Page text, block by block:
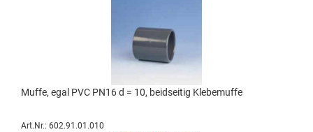
Muffe, egal PVC PN16 d = 10, beid­sei­tig Kle­be­muf­fe
Art.Nr.: 602.91.01.010